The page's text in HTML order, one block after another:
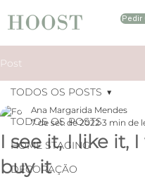
Pedir
Post
TODOS OS POSTS
HOME STAGING
DECORAÇÃO
TODOS OS POSTS
I see it, I like it,
buy it
Ana Margarida Mendes
7 de set. de 2022 3 min de